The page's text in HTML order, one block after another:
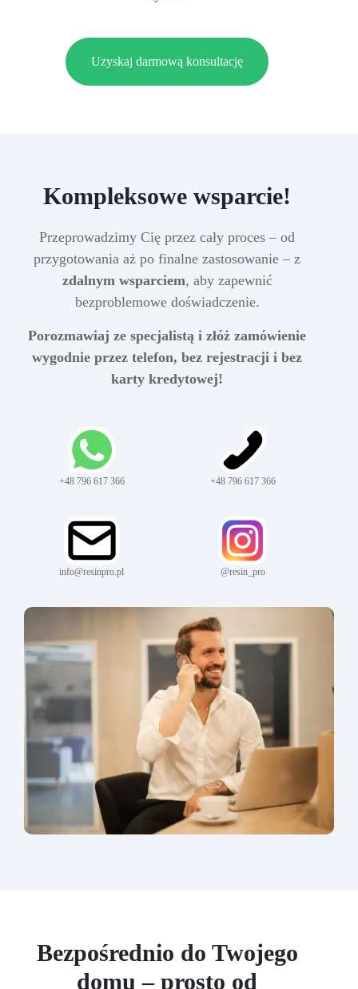
Uzyskaj darmową konsultację
Kompleksowe wsparcie!
Przeprowadzimy Cię przez cały proces – od
przygotowania aż po finalne zastosowanie – z
zdalnym wsparciem, aby zapewnić
bezproblemowe doświadczenie.
Porozmawiaj ze specjalistą i złóż zamówienie
wygodnie przez telefon, bez rejestracji i bez
karty kredytowej!
+48 796 617 366 +48 796 617 366
info@resinpro.pl @resin_pro
Bezpośrednio do Twojego
domu – prosto od